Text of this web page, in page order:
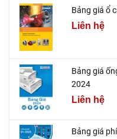
Bảng giá ổ
Liên hệ
Bảng giá
2024
Liên hệ
Bảng giá